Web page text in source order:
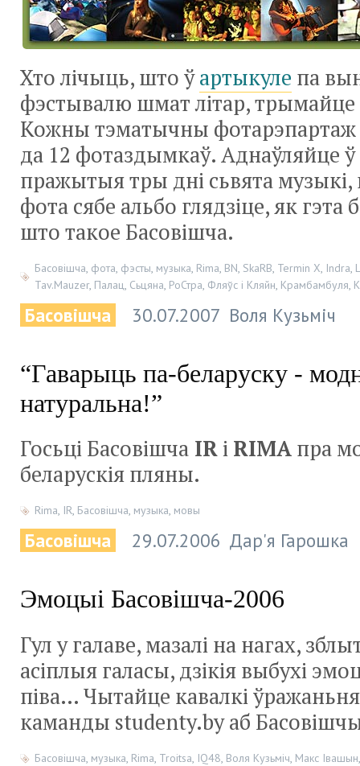
Хто лічыць, што ўартыкуле па
фэстывалю шмат літар,
Кожны тэматычны фотарэпартаж
да 12 фотаздымкаў. Аднаўляйце ў
пражытыя тры дні сьвята
фота сябе альбо глядзіце, як гэта
што такое Басовішча. ­
Басовішча, фота, фэсты, музыка, Rima, BN, SkaRB, Termin X, Indra,
Tav.Mauzer, Палац, Сьцяна, РоСтра, Фляўс і Кляйн, Крамбамбуля,
Басовішча 30.07.2007 Воля Кузьміч
“Гаварыць па-беларуску -
натуральна!”
Госьці Басовішча IRі RIMA пра
беларускія пляны.
Rima, IR, Басовішча, музыка, мовы
Басовішча 29.07.2006 Дар'я Гарошка
Эмоцыі Басовішча-2006
Гул у галаве, мазалі на нагах,
асіплыя галасы, дзікія выбухі
піва… Чытайце кавалкі
каманды studenty.by аб
Басовішча музыка Rima Troitsa IQ48 Воля Кузьміч Макс Івашын